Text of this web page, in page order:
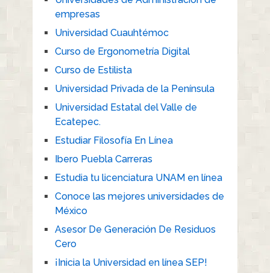
empresas
Universidad Cuauhtémoc
Curso de Ergonometría Digital
Curso de Estilista
Universidad Privada de la Península
Universidad Estatal del Valle de
Ecatepec.
Estudiar Filosofía En Línea
Ibero Puebla Carreras
Estudia tu licenciatura UNAM en línea
Conoce las mejores universidades de
México
Asesor De Generación De Residuos
Cero
¡Inicia la Universidad en línea SEP!